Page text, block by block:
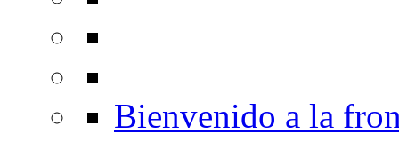
Bienvenido a la